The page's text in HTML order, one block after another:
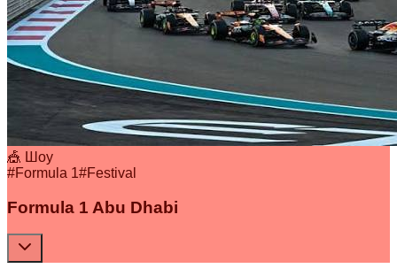
🎪 Шоу
#Formula 1#Festival
Formula 1 Abu Dhabi